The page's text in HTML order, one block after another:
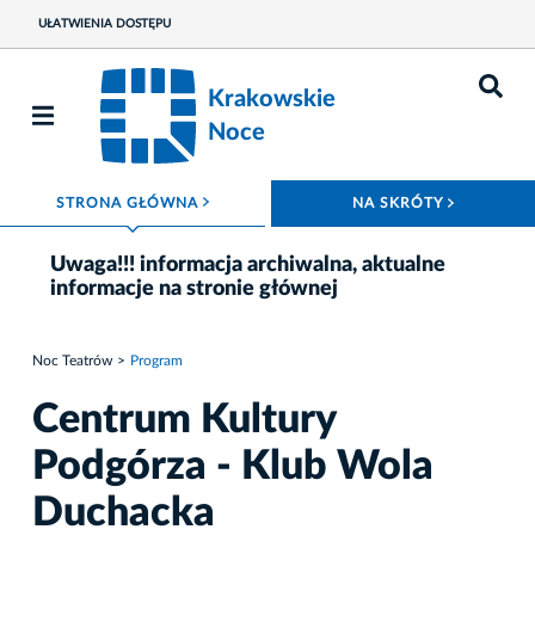
UŁATWIENIA DOSTĘPU
Krakowskie
Noce
STRONA GŁÓWNA ROZWIŃ MENU NA SKRÓTY
Uwaga!!! informacja archiwalna, aktualne
informacje na stronie głównej
Noc Teatrów Program
Centrum Kultury
Podgórza - Klub Wola
Duchacka